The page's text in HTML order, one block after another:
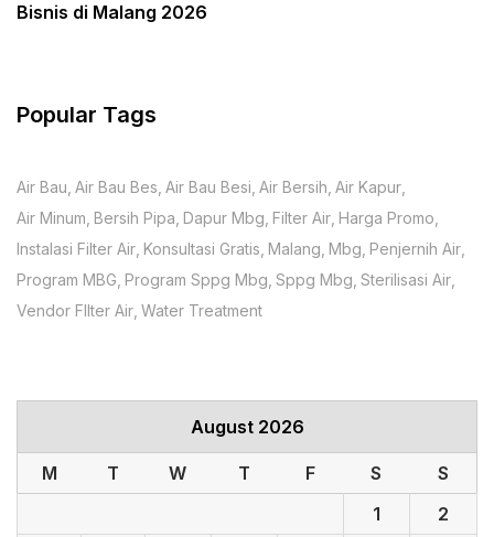
Bisnis di Malang 2026
Popular Tags
Air Bau Air Bau Bes Air Bau Besi Air Bersih Air Kapur
Air Minum Bersih Pipa Dapur Mbg Filter Air Harga Promo
Instalasi Filter Air Konsultasi Gratis Malang Mbg Penjernih Air
Program MBG Program Sppg Mbg Sppg Mbg Sterilisasi Air
Vendor FIlter Air Water Treatment
August 2026
M T W T F S
S
1
2